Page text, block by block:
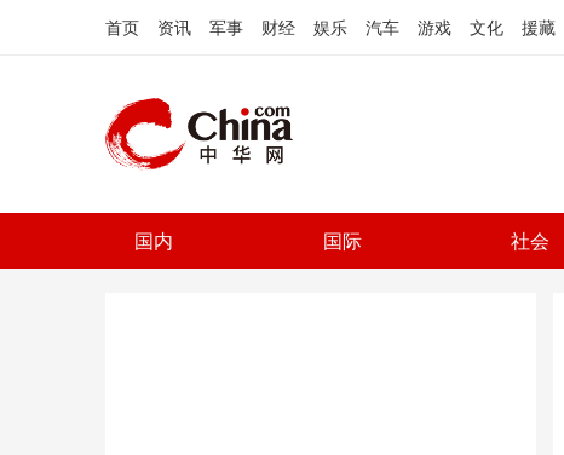
首页 资讯 军事 财经 娱乐 汽车 游戏 文化 援藏
国内 国际 社会